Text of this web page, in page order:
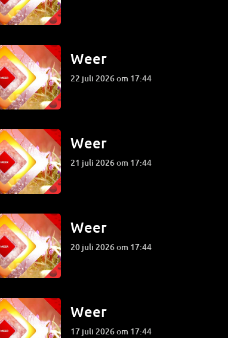
Weer
22 juli 2026 om 17:44
Weer
21 juli 2026 om 17:44
Weer
20 juli 2026 om 17:44
Weer
17 juli 2026 om 17:44